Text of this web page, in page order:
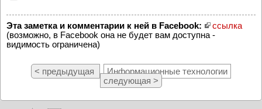
Эта заметка и комментарии к ней в Facebook:
ссылка
(возможно, в Facebook она не будет вам доступна -
видимость ограничена)
< предыдущая
Информационные технологии
следующая >